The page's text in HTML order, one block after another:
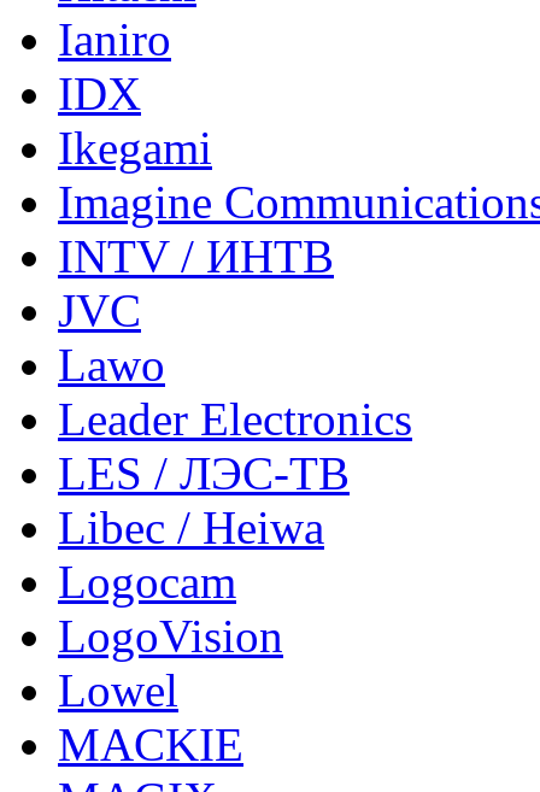
Ianiro
IDX
Ikegami
Imagine
INTV / ИНТВ
JVC
Lawo
Leader Electronics
LES / ЛЭС-ТВ
Libec / Heiwa
Logocam
LogoVision
Lowel
MACKIE